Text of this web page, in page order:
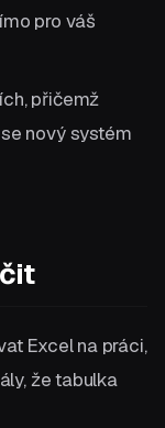
pro váš
přičemž
nový systém
Excel na práci,
že tabulka